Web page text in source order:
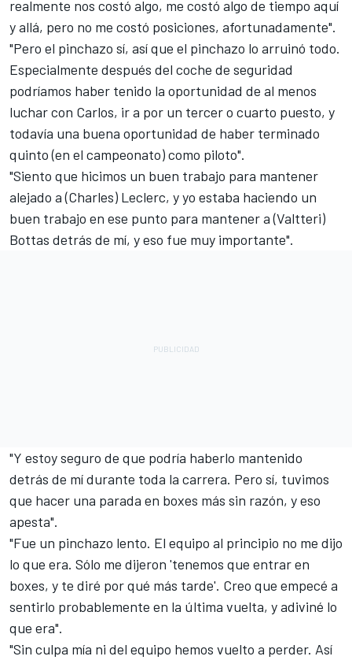
realmente nos costó algo, me costó algo de tiempo aquí
y allá, pero no me costó posiciones, afortunadamente".
"Pero el pinchazo sí, así que el pinchazo lo arruinó todo.
Especialmente después del coche de seguridad
podríamos haber tenido la oportunidad de al menos
luchar con Carlos, ir a por un tercer o cuarto puesto, y
todavía una buena oportunidad de haber terminado
quinto (en el campeonato) como piloto".
"Siento que hicimos un buen trabajo para mantener
alejado a (Charles) Leclerc, y yo estaba haciendo un
buen trabajo en ese punto para mantener a (Valtteri)
Bottas detrás de mí, y eso fue muy importante".
"Y estoy seguro de que podría haberlo mantenido
detrás de mí durante toda la carrera. Pero sí, tuvimos
que hacer una parada en boxes más sin razón, y eso
apesta".
"Fue un pinchazo lento. El equipo al principio no me dijo
lo que era. Sólo me dijeron 'tenemos que entrar en
boxes, y te diré por qué más tarde'. Creo que empecé a
sentirlo probablemente en la última vuelta, y adiviné lo
que era".
"Sin culpa mía ni del equipo hemos vuelto a perder. Así